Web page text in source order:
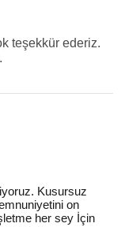
teşekkür ederiz.
Kusursuz
on
her sey İçin